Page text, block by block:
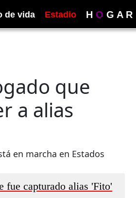
de vida Estadio H O G A R
que
a alias
en marcha en Estados
fue capturado alias 'Fito'